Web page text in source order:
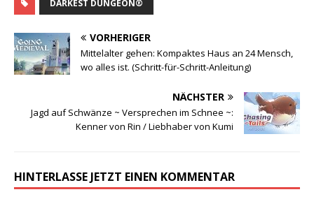
DARKEST DUNGEON®
VORHERIGER
Mittelalter gehen: Kompaktes Haus an 24 Mensch,
wo alles ist. (Schritt-für-Schritt-Anleitung)
NÄCHSTER
Jagd auf Schwänze ~ Versprechen im Schnee ~:
Kenner von Rin / Liebhaber von Kumi
HINTERLASSE JETZT EINEN KOMMENTAR